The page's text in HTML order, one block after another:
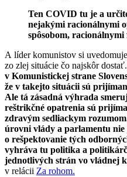
Ten COVID tu je a
nejakými racionálnymi
spôsobom,
A líder komunistov si
zo zlej situácie čo najskôr dostať.
v Komunistickej strane
že v takejto situácii sú
Ale tá zásadná výhrada
reštrikčné opatrenia sú
zdravým sedliackym
úrovni vlády a parlamentu
o rešpektovanie tých
vyhráva tu politika a
jednotlivých strán vo vládnej
v relácii Za rohom.